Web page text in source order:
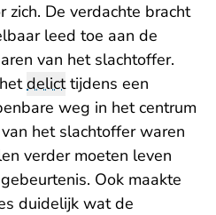
zich. De verdachte bracht
leed toe aan de
van het slachtoffer.
delicttijdens een
weg in het centrum
het slachtoffer waren
verder moeten leven
Ook maakte
duidelijk wat de